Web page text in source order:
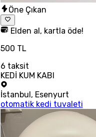
Öne Çıkan
Elden al, kartla öde!
500 TL
6 taksit
KEDİ KUM KABI
İstanbul, Esenyurt
otomatik kedi tuvaleti